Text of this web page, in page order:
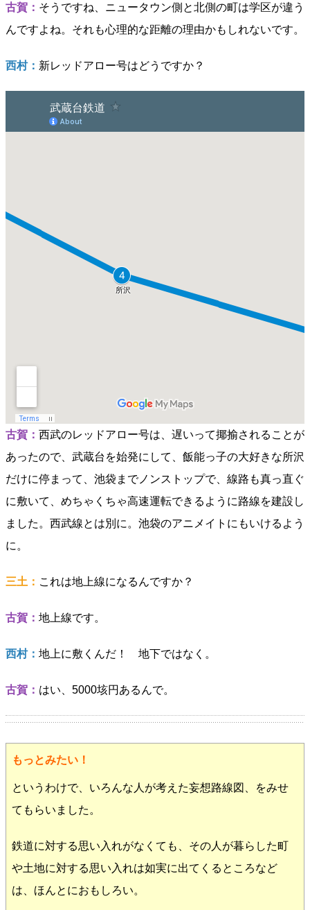
古賀： そうですね、ニュータウン側と北側の町は学区が違う
んですよね。それも心理的な距離の理由かもしれないです。
西村： 新レッドアロー号はどうですか？
古賀： 西武のレッドアロー号は、遅いって揶揄されることが
あったので、武蔵台を始発にして、飯能っ子の大好きな所沢
だけに停まって、池袋までノンストップで、線路も真っ直ぐ
に敷いて、めちゃくちゃ高速運転できるように路線を建設し
ました。西武線とは別に。池袋のアニメイトにもいけるよう
に。
三土： これは地上線になるんですか？
古賀： 地上線です。
西村： 地上に敷くんだ！ 地下ではなく。
古賀： はい、5000垓円あるんで。
もっとみたい！
というわけで、いろんな人が考えた妄想路線図、をみせ
てもらいました。
鉄道に対する思い入れがなくても、その人が暮らした町
や土地に対する思い入れは如実に出てくるところなど
は、ほんとにおもしろい。